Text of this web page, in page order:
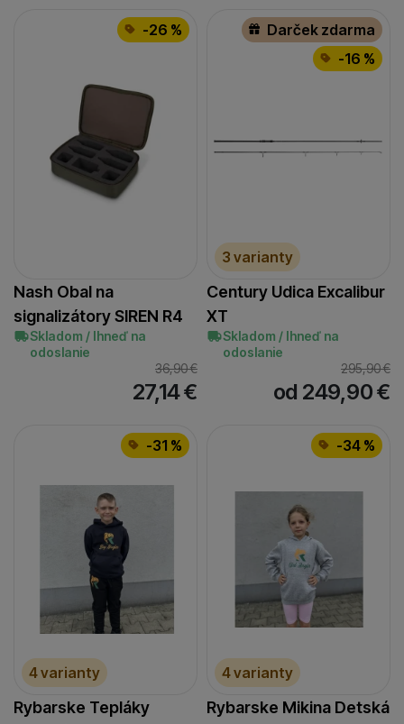
-26 %
Nash Obal na
signalizátory SIREN R4
Skladom / Ihneď na
odoslanie
36,90€
27,14€
Darček zdarma
-16 %
3 varianty
Century Udica Excalibur
XT
Skladom / Ihneď na
odoslanie
295,90€
od 249,90€
-31 %
4 varianty
Rybarske Tepláky
-34 %
4 varianty
Rybarske Mikina Detská